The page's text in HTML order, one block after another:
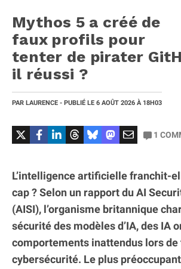
Mythos 5 a créé de
faux profils pour
tenter de pirater
il réussi ?
PAR LAURENCE - PUBLIÉ LE 6 AOÛT 2026 À 18H03
1
L’intelligence artificielle franchit-
cap ? Selon un rapport du AI
(AISI), l’organisme britannique
sécurité des modèles d’IA, des IA
comportements inattendus lors de
cybersécurité. Le plus préoccupant